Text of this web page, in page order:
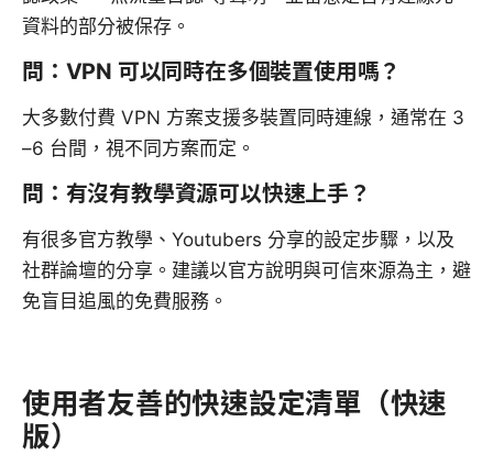
資料的部分被保存。
問：VPN 可以同時在多個裝置使用嗎？
大多數付費 VPN 方案支援多裝置同時連線，通常在 3
–6 台間，視不同方案而定。
問：有沒有教學資源可以快速上手？
有很多官方教學、Youtubers 分享的設定步驟，以及
社群論壇的分享。建議以官方說明與可信來源為主，避
免盲目追風的免費服務。
使用者友善的快速設定清單（快速
版）